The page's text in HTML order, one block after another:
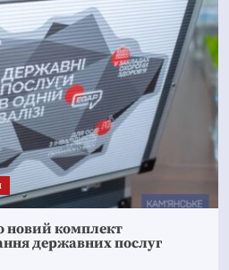
новий комплект
державних послуг